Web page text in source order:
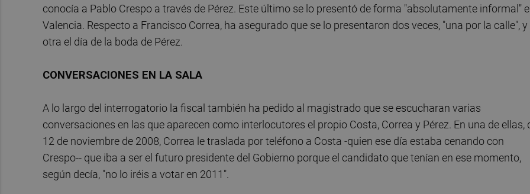
conocía a Pablo Crespo a través de Pérez. Este último se lo presentó de forma "absolutamente informal"
Valencia. Respecto a Francisco Correa, ha asegurado que se lo presentaron dos veces, "una por la calle", y
otra el día de la boda de Pérez.
CONVERSACIONES EN LA SALA
A lo largo del interrogatorio la fiscal también ha pedido al magistrado que se escucharan varias
conversaciones en las que aparecen como interlocutores el propio Costa, Correa y Pérez. En una de ellas,
12 de noviembre de 2008, Correa le traslada por teléfono a Costa -quien ese día estaba cenando con
Crespo-- que iba a ser el futuro presidente del Gobierno porque el candidato que tenían en ese momento,
según decía, "no lo iréis a votar en 2011".